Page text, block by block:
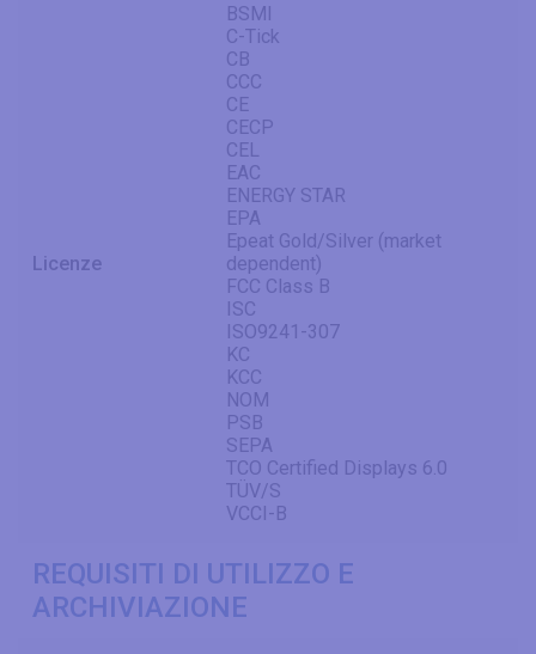
Licenze
BSMI
C-Tick
CB
CCC
CE
CECP
CEL
EAC
ENERGY STAR
EPA
Epeat Gold/Silver (market
dependent)
FCC Class B
ISC
ISO9241-307
KC
KCC
NOM
PSB
SEPA
TCO Certified Displays 6.0
TÜV/S
VCCI-B
REQUISITI DI UTILIZZO E
ARCHIVIAZIONE